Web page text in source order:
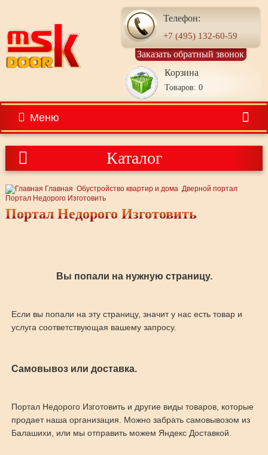
Телефон:
+7 (495) 132-60-59
Заказать обратный звонок
Корзина
Товаров: 0
Меню
Каталог
Главная Обустройство квартир и дома Дверной портал
Портал Недорого Изготовить
Портал Недорого Изготовить
Вы попали на нужную страницу.
Если вы попали на эту страницу, значит у нас есть товар и
услуга соответствующая вашему запросу.
Самовывоз или доставка.
Портал Недорого Изготовить и другие виды товаров, которые
продает наша организация. Можно забрать самовывозом из
Балашихи, или мы отправить можем Яндекс Доставкой.